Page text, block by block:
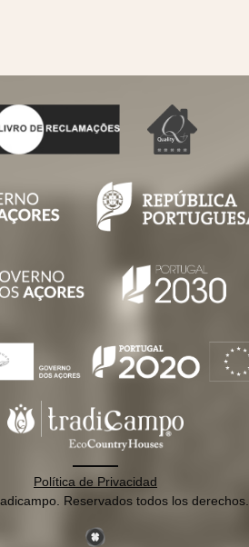
Política de Privacidad
Reservados todos los derechos.